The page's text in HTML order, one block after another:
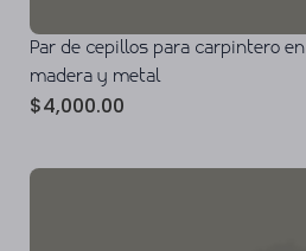
Par de cepillos para carpintero en
madera y metal
$4,000.00